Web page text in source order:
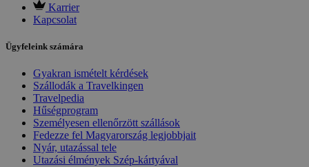
Karrier
Kapcsolat
Ügyfeleink számára
Gyakran ismételt kérdések
Szállodák a Travelkingen
Travelpedia
Hűségprogram
Személyesen ellenőrzött szállások
Fedezze fel Magyarország legjobbjait
Nyár, utazással tele
Utazási élmények Szép-kártyával